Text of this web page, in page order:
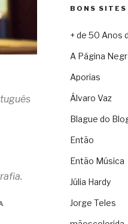
BONS SITES
+ de 50 Anos
A Página
Aporias
Álvaro Vaz
Blague do
Então
Então Música
Júlia Hardy
Jorge Teles